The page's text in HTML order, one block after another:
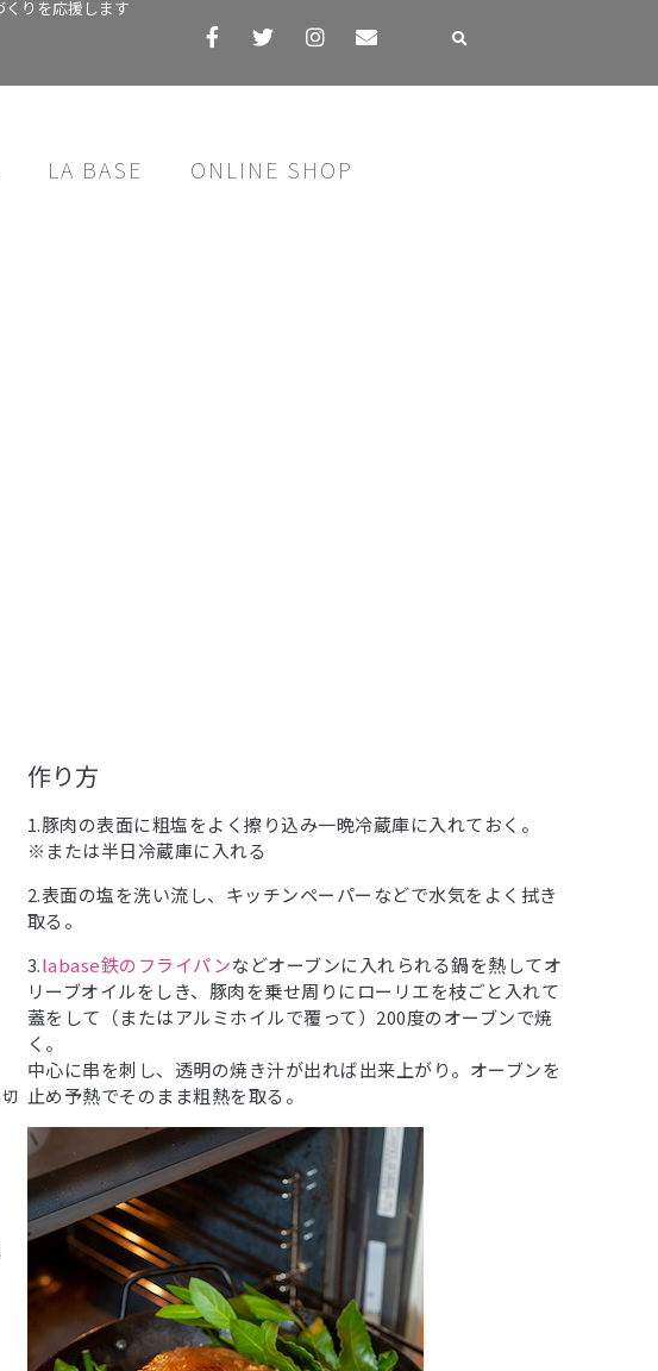
りを応援します
LA BASE ONLINE SHOP
作り方
1.豚肉の表面に粗塩をよく擦り込み一晩冷蔵庫に入れておく。
※または半日冷蔵庫に入れる
2.表面の塩を洗い流し、キッチンペーパーなどで水気をよく拭き
取る。
3.labase鉄のフライパンなどオーブンに入れられる鍋を熱してオ
リーブオイルをしき、豚肉を乗せ周りにローリエを枝ごと入れて
蓋をして（またはアルミホイルで覆って）200度のオーブンで焼
く。
中心に串を刺し、透明の焼き汁が出れば出来上がり。オーブンを
止め予熱でそのまま粗熱を取る。